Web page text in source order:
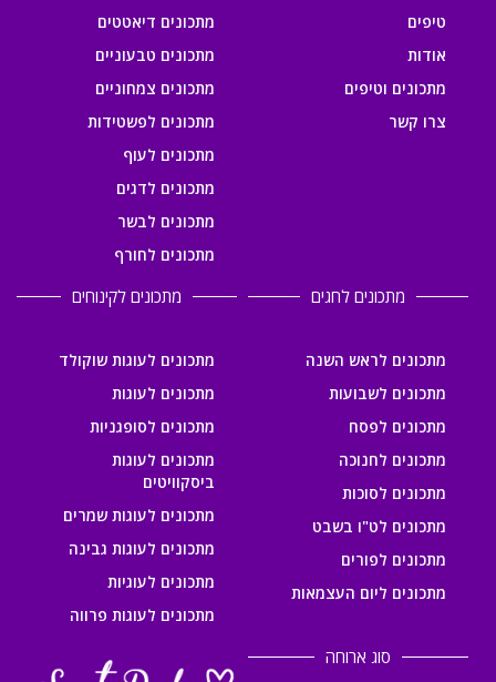
טיפים
אודות
מתכונים וטיפים
צרו קשר
מתכונים דיאטטים
מתכונים טבעוניים
מתכונים צמחוניים
מתכונים לפשטידות
מתכונים לעוף
מתכונים לדגים
מתכונים לבשר
מתכונים לחורף
מתכונים לחגים
מתכונים לראש השנה
מתכונים לשבועות
מתכונים לפסח
מתכונים לחנוכה
מתכונים לסוכות
מתכונים לט"ו בשבט
מתכונים לפורים
מתכונים ליום העצמאות
מתכונים לקינוחים
מתכונים לעוגות שוקולד
מתכונים לעוגות
מתכונים לסופגניות
מתכונים לעוגות
ביסקוויטים
מתכונים לעוגות שמרים
מתכונים לעוגות גבינה
מתכונים לעוגיות
מתכונים לעוגות פרווה
סוג ארוחה